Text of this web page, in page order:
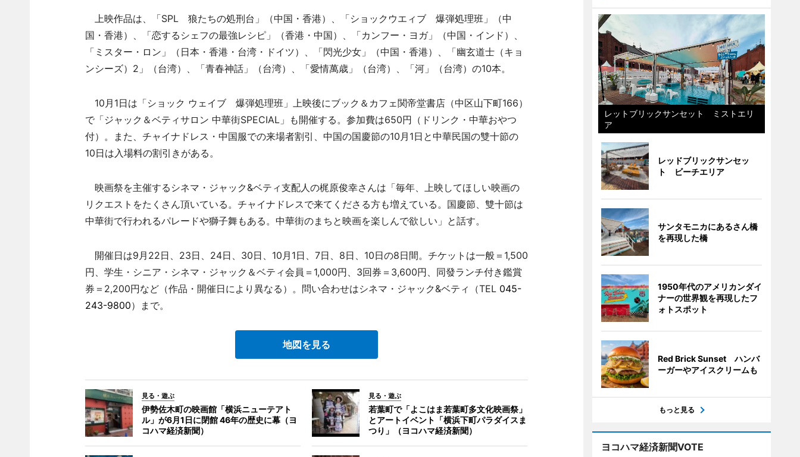
上映作品は、「SPL 狼たちの処刑台」（中国・香港）、「ショックウエィブ 爆弾処理班」（中
国・香港）、「恋するシェフの最強レシピ」（香港・中国）、「カンフー・ヨガ」（中国・インド）、
「ミスター・ロン」（日本・香港・台湾・ドイツ）、「閃光少女」（中国・香港）、「幽玄道士（キョ
ンシーズ）2」（台湾）、「青春神話」（台湾）、「愛情萬歳」（台湾）、「河」（台湾）の10本。
10月1日は「ショック ウェイブ 爆弾処理班」上映後にブック＆カフェ関帝堂書店（中区山下町166）
で「ジャック＆ベティサロン 中華街SPECIAL」も開催する。参加費は650円（ドリンク・中華おやつ
付）。また、チャイナドレス・中国服での来場者割引、中国の国慶節の10月1日と中華民国の雙十節の
10日は入場料の割引きがある。
映画祭を主催するシネマ・ジャック&ベティ支配人の梶原俊幸さんは「毎年、上映してほしい映画の
リクエストをたくさん頂いている。チャイナドレスで来てくださる方も増えている。国慶節、雙十節は
中華街で行われるパレードや獅子舞もある。中華街のまちと映画を楽しんで欲しい」と話す。
開催日は9月22日、23日、24日、30日、10月1日、7日、8日、10日の8日間。チケットは一般＝1,500
円、学生・シニア・シネマ・ジャック＆ベティ会員＝1,000円、3回券＝3,600円、同發ランチ付き鑑賞
券＝2,200円など（作品・開催日により異なる）。問い合わせはシネマ・ジャック&ベティ（TEL 045-
243-9800）まで。
地図を見る
見る・遊ぶ
伊勢佐木町の映画館「横浜ニューテアト
ル」が6月1日に閉館 46年の歴史に幕（ヨ
コハマ経済新聞）
見る・遊ぶ
若葉町で「よこはま若葉町多文化映画祭」
とアートイベント「横浜下町パラダイスま
つり」（ヨコハマ経済新聞）
レットブリックサンセット ミストエリ
ア
レッドブリックサンセッ
ト ビーチエリア
サンタモニカにあるさん橋
を再現した橋
1950年代のアメリカンダイ
ナーの世界観を再現したフ
ォトスポット
Red Brick Sunset ハンバ
ーガーやアイスクリームも
もっと見る
ヨコハマ経済新聞VOTE